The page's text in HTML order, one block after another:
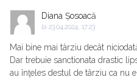
Diana Șosoacă
la 23.04.2024, 17:23
Mai bine mai târziu decât
Dar trebuie sanctionata drastic
au înţeles destul de târziu ca nu